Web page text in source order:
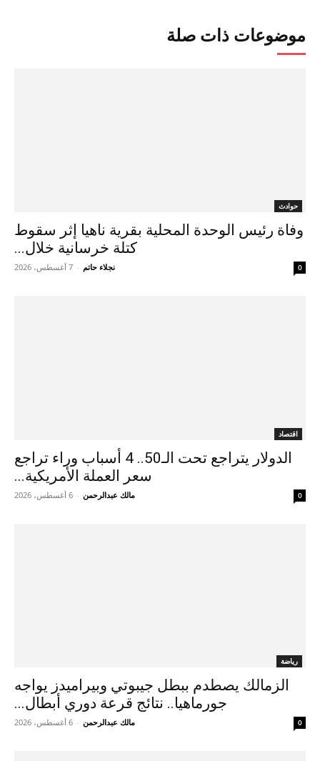
موضوعات ذات صلة
حوادث
وفاة رئيس الوحدة المحلية بقرية ناهيا إثر سقوط
كتلة خرسانية خلال...
نجلاء حاتم - 7 أغسطس، 2026 0
اقتصاد
الدولار يتراجع تحت الـ50.. 4 أسباب وراء تراجع
سعر العملة الأمريكية...
مالك عبدالرحمن - 6 أغسطس، 2026 0
رياضة
الزمالك يصطدم ببطل جيبوتي وبيراميدز يواجه
جورماهيا.. نتائج قرعة دوري أبطال...
مالك عبدالرحمن - 6 أغسطس، 2026 0